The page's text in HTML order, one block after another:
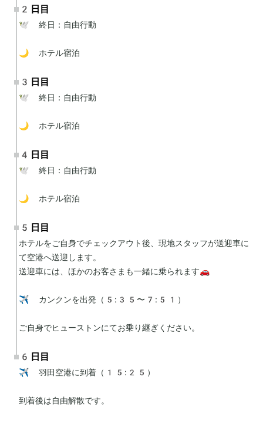
2日目
🕊 終日：自由行動
🌙 ホテル宿泊
3日目
🕊 終日：自由行動
🌙 ホテル宿泊
4日目
🕊 終日：自由行動
🌙 ホテル宿泊
5日目
ホテルをご自身でチェックアウト後、現地スタッフが送迎車に
て空港へ送迎します。
送迎車には、ほかのお客さまも一緒に乗られます🚗
✈️ カンクンを出発（5:35〜7:51）
ご自身でヒューストンにてお乗り継ぎください。
6日目
✈️ 羽田空港に到着（15:25）
到着後は自由解散です。